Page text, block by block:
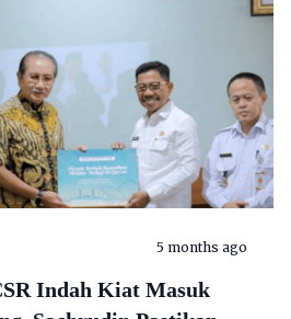
5 months ago
Indah Kiat Masuk